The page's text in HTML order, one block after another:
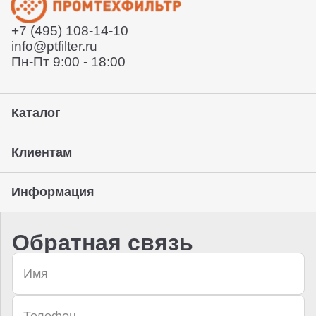
забрать его с нашего склада (самовывоз)
Предоставление гарантии, подписание закрывающих
документов
+7 (495) 108-14-10
info@ptfilter.ru
Пн-Пт 9:00 - 18:00
Каталог
Клиентам
Информация
Обратная связь